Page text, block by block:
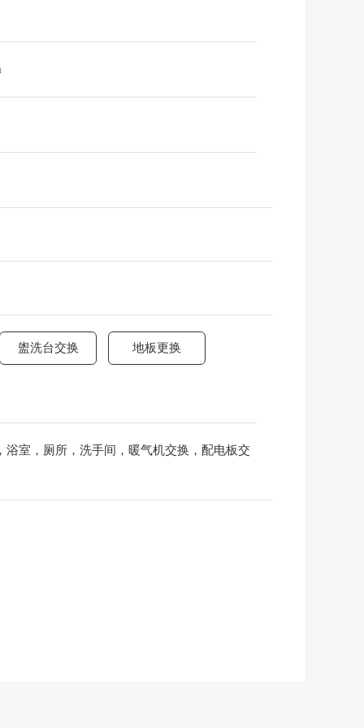
盥洗台交换 地板更换
室，厕所，洗手间，暖气机交换，配电板交